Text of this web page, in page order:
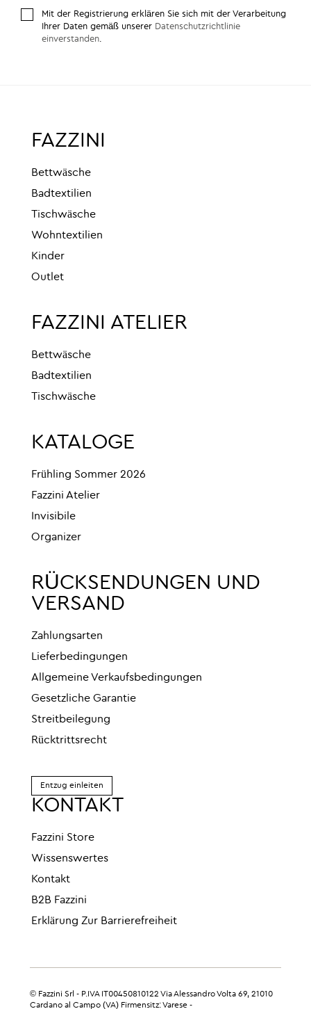
Mit der Registrierung erklären Sie sich mit der Verarbeitung
Ihrer Daten gemäß unserer Datenschutzrichtlinie
einverstanden.
FAZZINI
Bettwäsche
Badtextilien
Tischwäsche
Wohntextilien
Kinder
Outlet
FAZZINI ATELIER
Bettwäsche
Badtextilien
Tischwäsche
KATALOGE
Frühling Sommer 2026
Fazzini Atelier
Invisibile
Organizer
RÜCKSENDUNGEN UND
VERSAND
Zahlungsarten
Lieferbedingungen
Allgemeine Verkaufsbedingungen
Gesetzliche Garantie
Streitbeilegung
Rücktrittsrecht
Entzug einleiten
KONTAKT
Fazzini Store
Wissenswertes
Kontakt
B2B Fazzini
Erklärung Zur Barrierefreiheit
© Fazzini Srl - P.IVA IT00450810122 Via Alessandro Volta 69, 21010
Cardano al Campo (VA) Firmensitz: Varese -